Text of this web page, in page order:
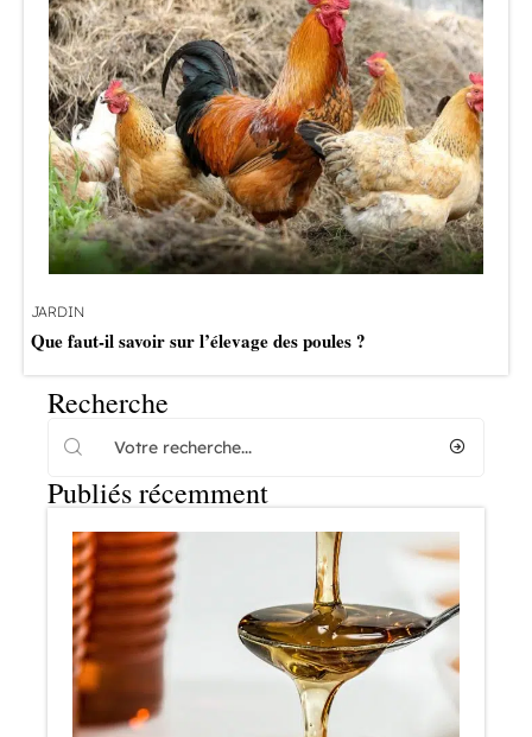
JARDIN
Que faut-il savoir sur l’élevage des poules ?
Recherche
Publiés récemment